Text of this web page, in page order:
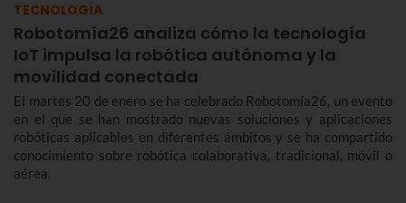
TECNOLOGÍA
Robotomía26 analiza cómo la tecnología
IoT impulsa la robótica autónoma y la
movilidad conectada
El martes 20 de enero se ha celebrado Robotomía26, un evento
en el que se han mostrado nuevas soluciones y aplicaciones
robóticas aplicables en diferentes ámbitos y se ha compartido
conocimiento sobre robótica colaborativa, tradicional, móvil o
aérea.